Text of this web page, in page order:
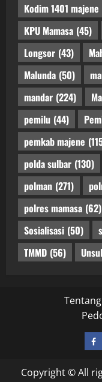
Kodim 1401 majene
KPU Mamasa (45)
Longsor (43)
Malunda (50)
mandar (224)
pemilu (44)
pemkab majene
polda sulbar (130)
polman (271)
polres mamasa (62)
Sosialisasi (50)
TMMD (56)
Copyright © All